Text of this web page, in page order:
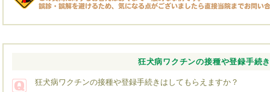
狂犬病ワクチンの接種や登録手続
狂犬病ワクチンの接種や登録手続きはしてもらえますか？